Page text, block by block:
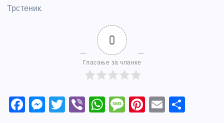
Трстеник.
0
Гласање за чланке
F
M T
Vi W M Pi E